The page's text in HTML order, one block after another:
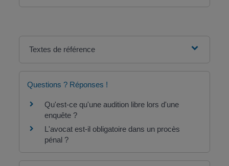
Textes de référence
Questions ? Réponses !
Qu'est-ce qu'une audition libre lors d'une
enquête ?
L'avocat est-il obligatoire dans un procès
pénal ?